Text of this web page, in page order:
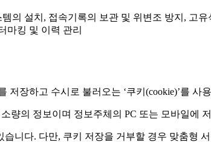
의 설치, 접속기록의 보관 및 위변조 방지, 고
마킹 및 이력 관리
장하고 수시로 불러오는 ‘쿠키(cookie)’를 사
량의 정보이며 정보주체의 PC 또는 모바일에
니다. 다만, 쿠키 저장을 거부할 경우 맞춤형